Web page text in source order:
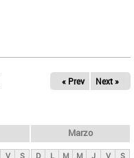
« Prev Next »
V S
Marzo
D L M M J V S